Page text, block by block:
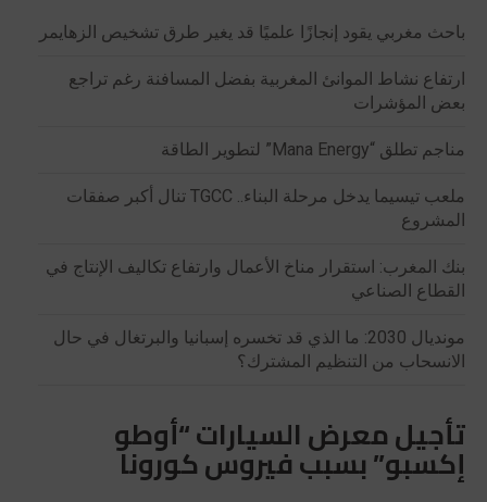
باحث مغربي يقود إنجازًا علميًا قد يغير طرق تشخيص الزهايمر
ارتفاع نشاط الموانئ المغربية بفضل المسافنة رغم تراجع
بعض المؤشرات
مناجم تطلق “Mana Energy” لتطوير الطاقة
ملعب تيسيما يدخل مرحلة البناء.. TGCC تنال أكبر صفقات
المشروع
بنك المغرب: استقرار مناخ الأعمال وارتفاع تكاليف الإنتاج في
القطاع الصناعي
مونديال 2030: ما الذي قد تخسره إسبانيا والبرتغال في حال
الانسحاب من التنظيم المشترك؟
تأجيل معرض السيارات “أوطو
إكسبو” بسبب فيروس كورونا